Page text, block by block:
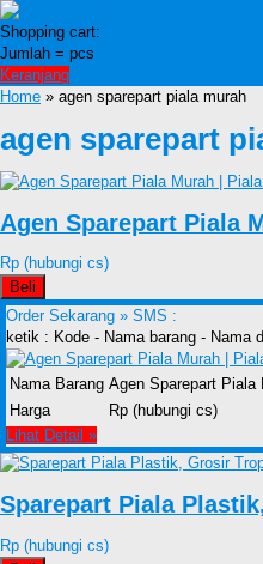
Shopping cart:
Jumlah = pcs
Keranjang
Home » agen sparepart piala murah
agen sparepart
Agen Sparepart Piala
Rp (hubungi cs)
Beli
Order Sekarang » SMS :
ketik : Kode - Nama barang - Nama
Nama Barang Agen Sparepart
Harga
Rp (hubungi cs)
Lihat Detail »
Sparepart Piala
Rp (hubungi cs)